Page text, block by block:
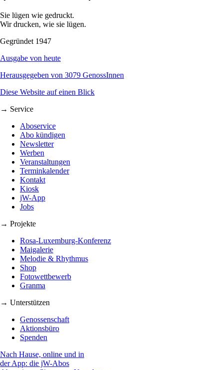
Sie lügen wie gedruckt.
Wir drucken, wie sie lügen.
Gegründet 1947
Ausgabe von heute
Herausgegeben von 3079 GenossInnen
Diese Website auf einen Blick
→ Service
Aboservice
Abo kündigen
Newsletter
Werben
Veranstaltungen
Terminkalender
Kontakt
Kiosk
jW-App
Jobs
→ Projekte
Rosa-Luxemburg-Konferenz
Maigalerie
Melodie & Rhythmus
Shop
Fotowettbewerb
Granma
→ Unterstützen
Genossenschaft
Aktionsbüro
Spenden
Nach Hause, online und in
der App: die jW-Abos